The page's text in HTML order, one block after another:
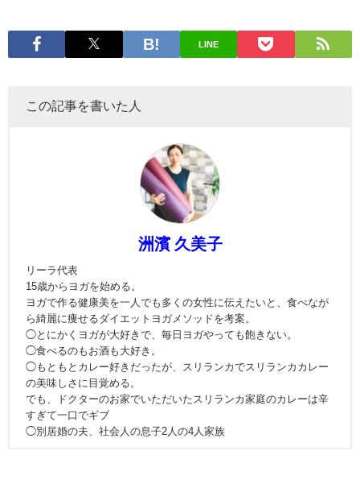
LINE
この記事を書いた人
洲濱 久美子
リーラ代表
15歳からヨガを始める。
ヨガで作る健康美を一人でも多くの女性に伝えたいと、食べなが
ら綺麗に痩せるダイエットヨガメソッドを考案。
◯とにかくヨガが大好きで、毎日ヨガやっても飽きない。
◯食べるのもお酒も大好き。
◯もともとカレー好きだったが、スリランカでスリランカカレー
の美味しさに目覚める。
でも、ドクターのお家でいただいたスリランカ家庭のカレーは辛
すぎて一口でギブ
◯別居婚の夫、社会人の息子2人の4人家族